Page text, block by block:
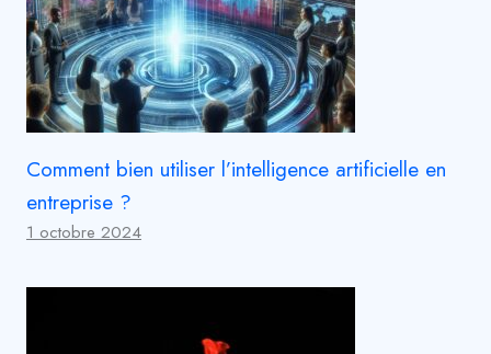
Comment bien utiliser l’intelligence artificielle en
entreprise ?
1 octobre 2024